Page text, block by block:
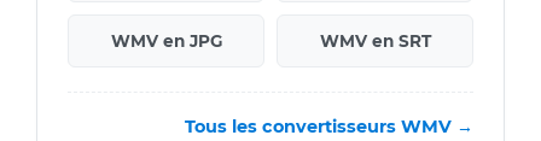
WMV en JPG WMV en SRT
Tous les convertisseurs WMV →